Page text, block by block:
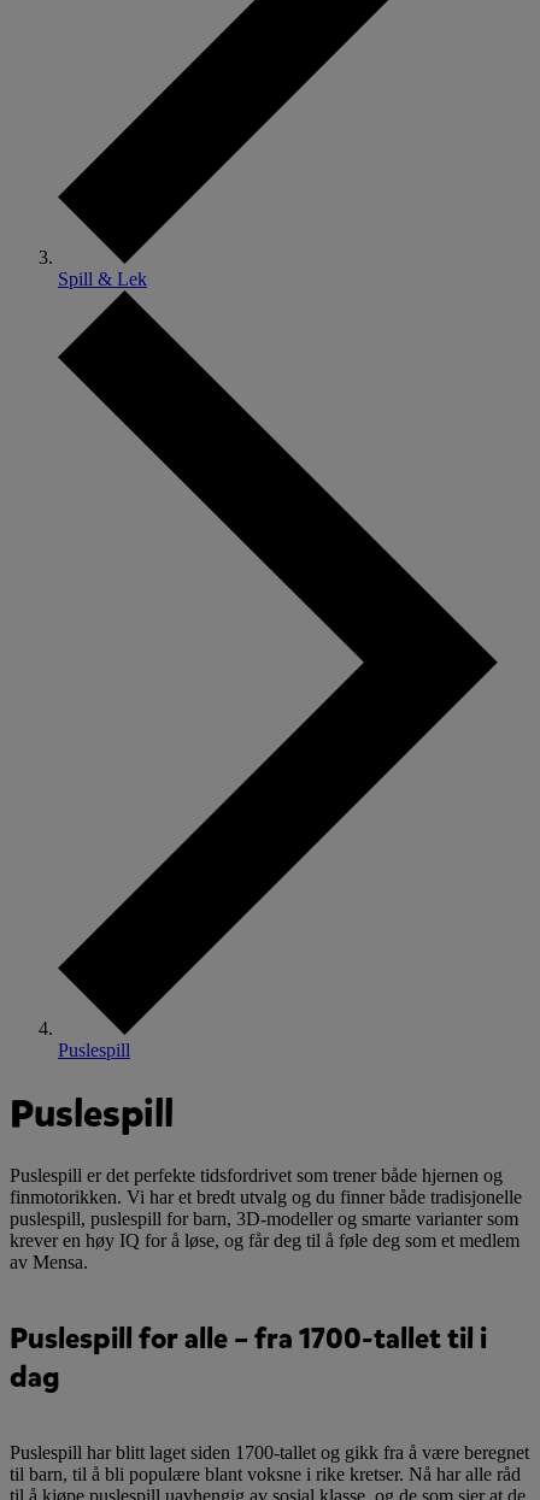
Spill & Lek
Puslespill
Puslespill
Puslespill er det perfekte tidsfordrivet som trener både hjernen og
finmotorikken. Vi har et bredt utvalg og du finner både tradisjonelle
puslespill, puslespill for barn, 3D-modeller og smarte varianter som
krever en høy IQ for å løse, og får deg til å føle deg som et medlem
av Mensa.
Puslespill for alle – fra 1700-tallet til i
dag
Puslespill har blitt laget siden 1700-tallet og gikk fra å være beregnet
til barn, til å bli populære blant voksne i rike kretser. Nå har alle råd
til å kjøpe puslespill uavhengig av sosial klasse, og de som sier at de